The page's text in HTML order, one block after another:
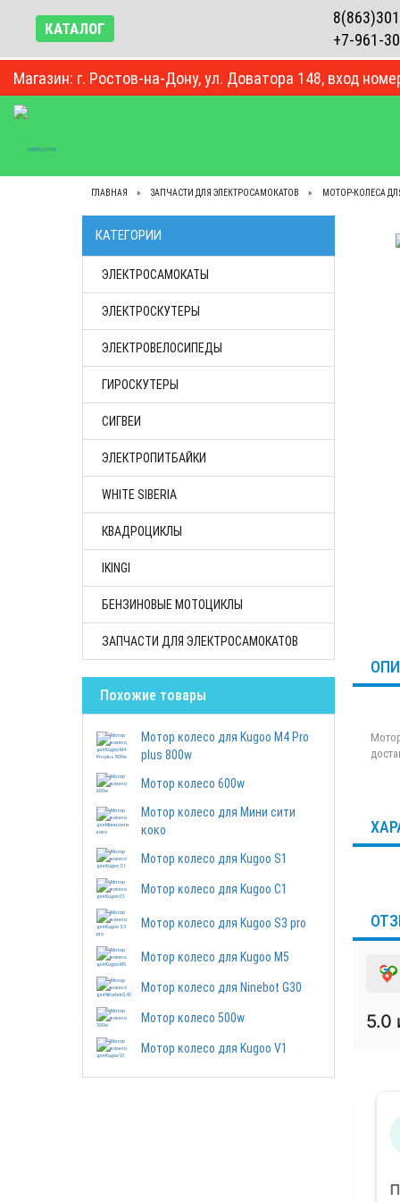
КАТАЛОГ
+7-961-
Магазин: г. Ростов-на-Дону, ул. Доватора 148, вход
ГЛАВНАЯ ЗАПЧАСТИ ДЛЯ ЭЛЕКТРОСАМОКАТОВ МОТОР-КОЛЕСА
КАТЕГОРИИ
ЭЛЕКТРОСАМОКАТЫ
ЭЛЕКТРОСКУТЕРЫ
ЭЛЕКТРОВЕЛОСИПЕДЫ
ГИРОСКУТЕРЫ
СИГВЕИ
ЭЛЕКТРОПИТБАЙКИ
WHITE SIBERIA
КВАДРОЦИКЛЫ
IKINGI
БЕНЗИНОВЫЕ МОТОЦИКЛЫ
ЗАПЧАСТИ ДЛЯ ЭЛЕКТРОСАМОКАТОВ
Похожие товары
Мотор колесо для Kugoo M4 Pro
plus 800w
Мотор колесо 600w
Мотор колесо для Мини сити
коко
Мотор колесо для Kugoo S1
Мотор колесо для Kugoo C1
Мотор колесо для Kugoo S3 pro
Мотор колесо для Kugoo M5
Мотор колесо для Ninebot G30
Мотор колесо 500w
Мотор колесо для Kugoo V1
5.0